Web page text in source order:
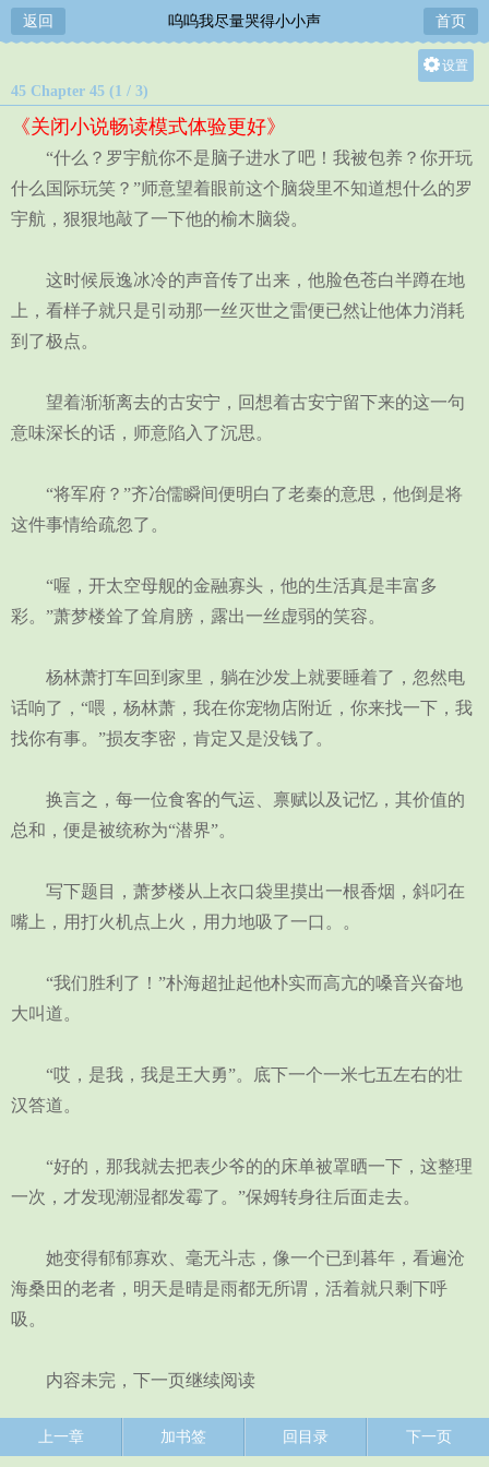
返回 呜呜我尽量哭得小小声 首页
设置
中
小
45 Chapter 45 (1 / 3)
《关闭小说畅读模式体验更好》
“什么？罗宇航你不是脑子进水了吧！我被包养？你开玩
什么国际玩笑？”师意望着眼前这个脑袋里不知道想什么的罗
宇航，狠狠地敲了一下他的榆木脑袋。
这时候辰逸冰冷的声音传了出来，他脸色苍白半蹲在地
上，看样子就只是引动那一丝灭世之雷便已然让他体力消耗
到了极点。
望着渐渐离去的古安宁，回想着古安宁留下来的这一句
意味深长的话，师意陷入了沉思。
“将军府？”齐冶儒瞬间便明白了老秦的意思，他倒是将
这件事情给疏忽了。
“喔，开太空母舰的金融寡头，他的生活真是丰富多
彩。”萧梦楼耸了耸肩膀，露出一丝虚弱的笑容。
杨林萧打车回到家里，躺在沙发上就要睡着了，忽然电
话响了，“喂，杨林萧，我在你宠物店附近，你来找一下，我
找你有事。”损友李密，肯定又是没钱了。
换言之，每一位食客的气运、禀赋以及记忆，其价值的
总和，便是被统称为“潜界”。
写下题目，萧梦楼从上衣口袋里摸出一根香烟，斜叼在
嘴上，用打火机点上火，用力地吸了一口。。
“我们胜利了！”朴海超扯起他朴实而高亢的嗓音兴奋地
大叫道。
“哎，是我，我是王大勇”。底下一个一米七五左右的壮
汉答道。
“好的，那我就去把表少爷的的床单被罩晒一下，这整理
一次，才发现潮湿都发霉了。”保姆转身往后面走去。
她变得郁郁寡欢、毫无斗志，像一个已到暮年，看遍沧
海桑田的老者，明天是晴是雨都无所谓，活着就只剩下呼
吸。
内容未完，下一页继续阅读
上一章 加书签 回目录 下一页